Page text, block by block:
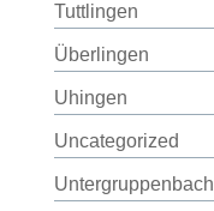
Tuttlingen
Überlingen
Uhingen
Uncategorized
Untergruppenbach